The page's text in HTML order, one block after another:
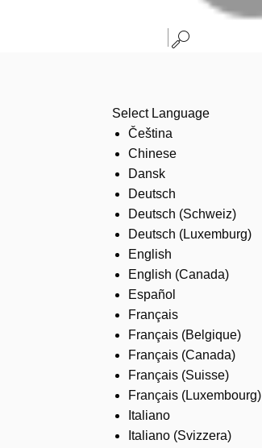
Select Language
Čeština
Chinese
Dansk
Deutsch
Deutsch (Schweiz)
Deutsch (Luxemburg)
English
English (Canada)
Español
Français
Français (Belgique)
Français (Canada)
Français (Suisse)
Français (Luxembourg)
Italiano
Italiano (Svizzera)